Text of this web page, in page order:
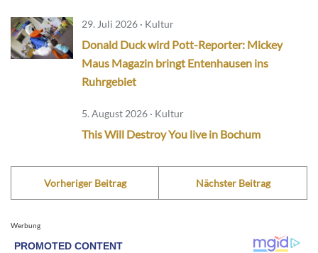
29. Juli 2026 · Kultur
Donald Duck wird Pott-Reporter: Mickey
Maus Magazin bringt Entenhausen ins
Ruhrgebiet
5. August 2026 · Kultur
This Will Destroy You live in Bochum
Vorheriger Beitrag Nächster Beitrag
Werbung